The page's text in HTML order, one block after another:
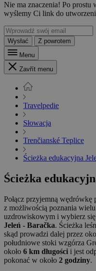
Nie ma znaczenia! Po prostu
wyślemy Ci link do
Wysłać
Z powrotem
Menu
Zavřít menu
Travelpedie
Słowacja
Trenčianské Teplice
Ścieżka edukacyjna
Ścieżka
Połącz przyjemną wędrówkę
z możliwością poznania
uzdrowiskowym i wybierz się
Jeleń - Baračka. Ścieżka
skąd prowadzi dalej przez
południowe stoki wzgórza
około 6 km długości i jest
pokonać w około 2 godziny.